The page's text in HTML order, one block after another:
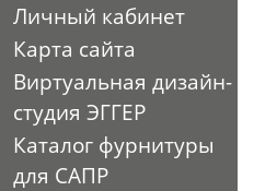
Личный кабинет
Карта сайта
Виртуальная дизайн-
студия ЭГГЕР
Каталог фурнитуры
для САПР